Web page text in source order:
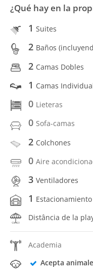
¿Qué hay en la
1 Suites
2 Baños
2 Camas Dobles
1 Camas
0 Lieteras
0 Sofa-camas
2 Colchones
0 Aire
3 Ventiladores
1 Estacionamiento
Distância de la
Academia
Acepta